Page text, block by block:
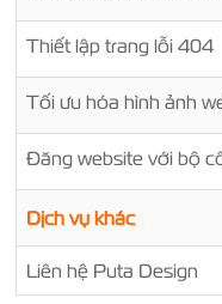
Thiết lập trang lỗi 404
Tối ưu hóa hình ảnh
Đăng website với bộ
Dịch vụ khác
Liên hệ Puta Design